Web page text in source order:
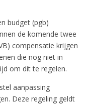
budget (pgb)
de komende twee
compensatie krijgen
die nog niet in
om dit te regelen.
aanpassing
Deze regeling geldt